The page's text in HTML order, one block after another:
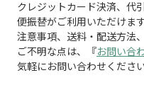
クレジットカード決済、代
便振替がご利用いただけます
注意事項、送料・配送方法
ご不明な点は、『お問い合
気軽にお問い合わせください